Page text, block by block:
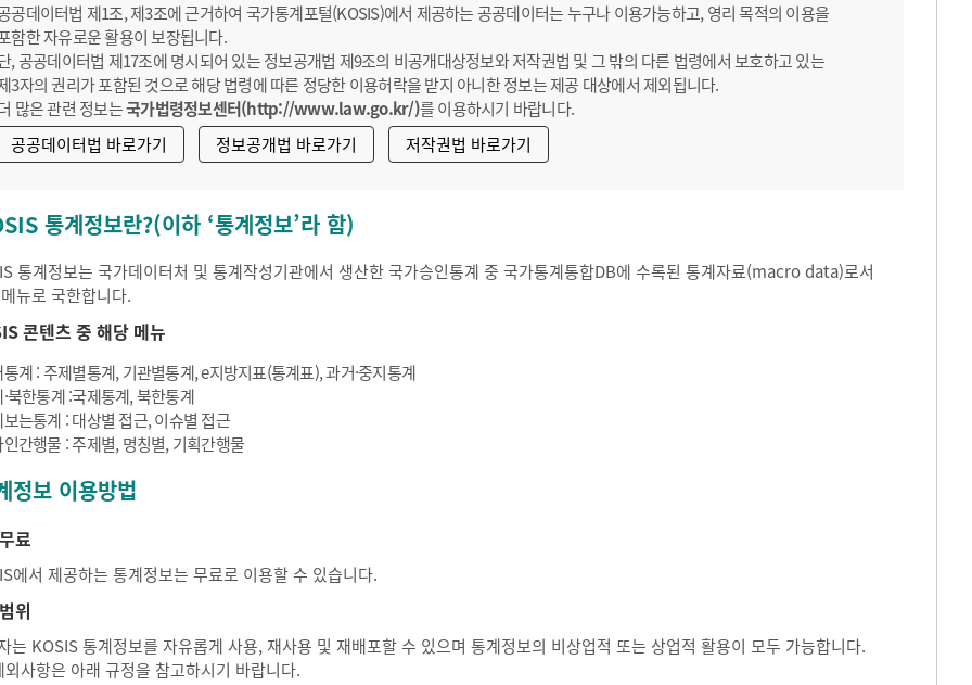
공데이터법 제1조, 제3조에 근거하여 국가통계포털(KOSIS)에서 제공하는 공공데이터는 누구나 이용가능하고, 영리 목적의 이용을
함한 자유로운 활용이 보장됩니다.
, 공공데이터법 제17조에 명시되어 있는 정보공개법 제9조의 비공개대상정보와 저작권법 및 그 밖의 다른 법령에서 보호하고 있는
3자의 권리가 포함된 것으로 해당 법령에 따른 정당한 이용허락을 받지 아니한 정보는 제공 대상에서 제외됩니다.
많은 관련 정보는국가법령정보센터(http://www.law.go.kr/)를 이용하시기 바랍니다.
공공데이터법 바로가기
정보공개법 바로가기 저작권법 바로가기
통계정보란?(이하 ‘통계정보’라 함)
통계정보는 국가데이터처 및 통계작성기관에서 생산한 국가승인통계 중 국가통계통합DB에 수록된 통계자료(macro data)로서
뉴로 국한합니다.
콘텐츠 중 해당 메뉴
계 : 주제별통계, 기관별통계, e지방지표(통계표), 과거·중지통계
북한통계 :국제통계, 북한통계
는통계 : 대상별 접근, 이슈별 접근
간행물 : 주제별, 명칭별, 기획간행물
정보 이용방법
료
에서 제공하는 통계정보는 무료로 이용할 수 있습니다.
위
는 KOSIS 통계정보를 자유롭게 사용, 재사용 및 재배포할 수 있으며 통계정보의 비상업적 또는 상업적 활용이 모두 가능합니다.
외사항은 아래 규정을 참고하시기 바랍니다.